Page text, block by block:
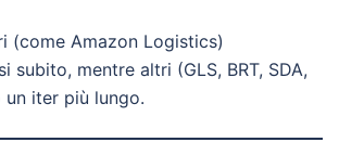
(come Amazon Logistics)
subito, mentre altri (GLS, BRT, SDA,
iter più lungo.